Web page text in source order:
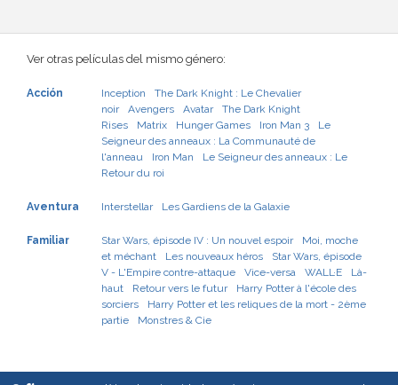
Ver otras películas del mismo género:
Acción Inception
The Dark Knight : Le Chevalier
noir
Avengers Avatar
The Dark Knight
Rises
Matrix Hunger Games Iron Man 3
Le
Seigneur des anneaux : La Communauté de
l'anneau
Iron Man
Le Seigneur des anneaux : Le
Retour du roi
Aventura Interstellar Les Gardiens de la Galaxie
Familiar Star Wars, épisode IV : Un nouvel espoir
Moi, moche
et méchant
Les nouveaux héros
Star Wars, épisode
V - L'Empire contre-attaque
Vice-versa WALL·E
Là-
haut
Retour vers le futur
Harry Potter à l'école des
sorciers
Harry Potter et les reliques de la mort - 2ème
partie
Monstres & Cie